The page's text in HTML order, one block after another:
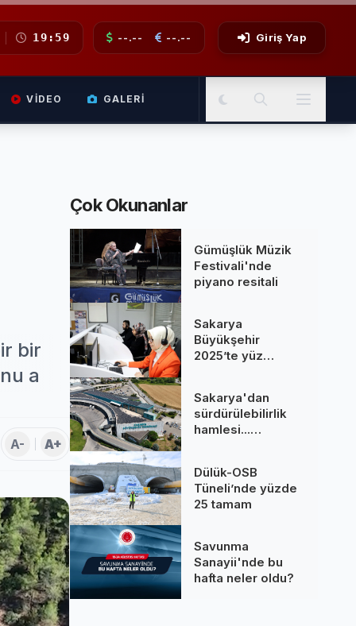
19:59 --.-- --.-- Giriş Yap
VIDEO GALERI
bir
a
A- A+
Çok Okunanlar
Gümüşlük Müzik
Festivali'nde
piyano resitali
Sakarya
Büyükşehir
2025’te yüz
çağrı cevaplandı
Sakarya'dan
sürdürülebilirlik
hamlesi...
üretiyor
Dülük-OSB
Tüneli’nde yüzde
25 tamam
Savunma
Sanayii'nde bu
hafta neler oldu?